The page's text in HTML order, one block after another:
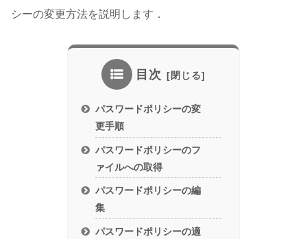
シーの変更方法を説明します．
目次
パスワードポリシーの変
更手順
パスワードポリシーのフ
ァイルへの取得
パスワードポリシーの編
集
パスワードポリシーの適